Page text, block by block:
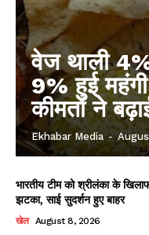
वेज थाली
9% हुई
कीमतों ने
Ekhabar Media -
भारतीय टीम को श्रीलंका के
झटका, साई सुदर्शन हुए बाहर
खेल August 8, 2026